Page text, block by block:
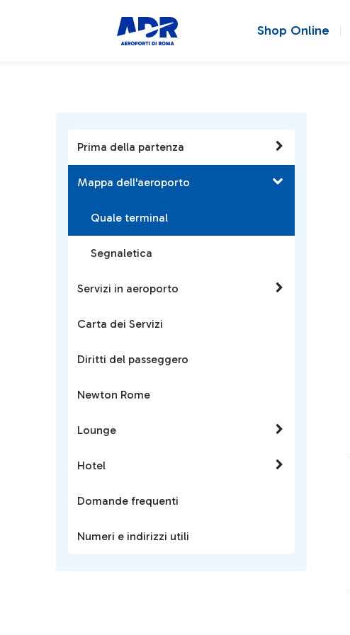
Shop Online
Prima della partenza
Mappa dell'aeroporto
Quale terminal
Segnaletica
Servizi in aeroporto
Carta dei Servizi
Diritti del passeggero
Newton Rome
Lounge
Hotel
Domande frequenti
Numeri e indirizzi utili